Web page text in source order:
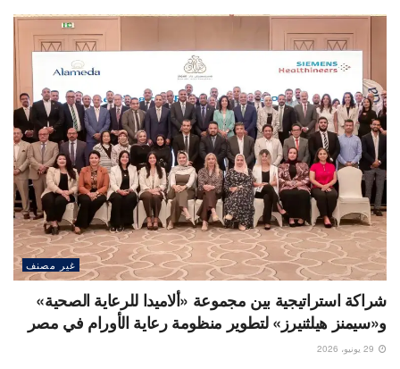
غير مصنف
شراكة استراتيجية بين مجموعة «ألاميدا للرعاية الصحية»
و«سيمنز هيلثنيرز» لتطوير منظومة رعاية الأورام في مصر